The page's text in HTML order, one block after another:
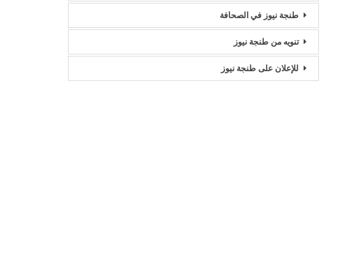
طنجة نيوز في الصحافة
تنويه من طنجة نيوز
للإعلان على طنجة نيوز